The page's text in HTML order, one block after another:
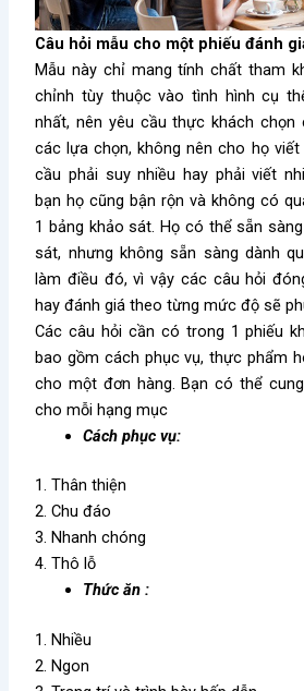
Câu hỏi mẫu cho một phiếu đánh
Mẫu này chỉ mang tính chất tham
chỉnh tùy thuộc vào tình hình cụ
nhất, nên yêu cầu thực khách
các lựa chọn, không nên cho họ
cầu phải suy nhiều hay phải viết
bạn họ cũng bận rộn và không có
1 bảng khảo sát. Họ có thể sẵn
sát, nhưng không sẵn sàng dành
làm điều đó, vì vậy các câu hỏi
hay đánh giá theo từng mức độ sẽ
Các câu hỏi cần có trong 1 phiếu
bao gồm cách phục vụ, thực phẩm
cho một đơn hàng. Bạn có thể
cho mỗi hạng mục
Cách phục vụ:
1. Thân thiện
2. Chu đáo
3. Nhanh chóng
4. Thô lỗ
Thức ăn :
1. Nhiều
2. Ngon